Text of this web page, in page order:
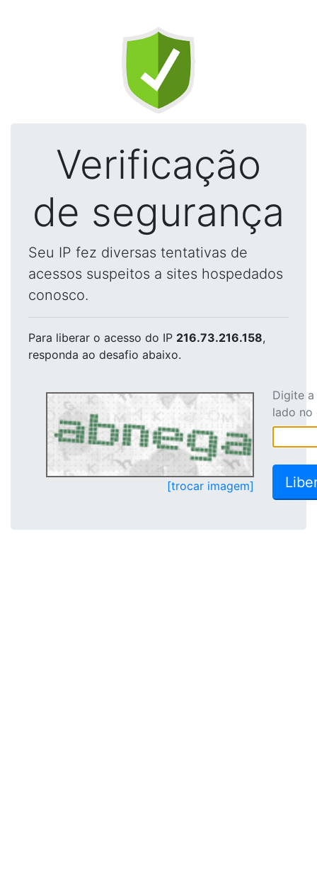
Verificação
de segurança
Seu IP fez diversas tentativas de
acessos suspeitos a sites hospedados
conosco.
Para liberar o acesso do IP 216.73.216.158,
responda ao desafio abaixo.
[trocar imagem]
Digite
lado no